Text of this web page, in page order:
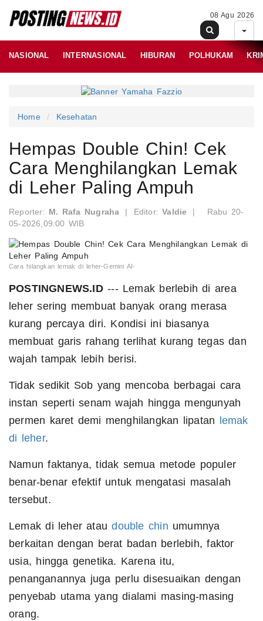
08 Agu 2026
NASIONAL INTERNASIONAL HIBURAN POLHUKAM
Home Kesehatan
Hempas Double Chin! Cek
Cara Menghilangkan Lemak
di Leher Paling Ampuh
Reporter: M. Rafa Nugraha | Editor:Valdie |
Rabu 20-
05-2026,09:00 WIB
Cara hilangkan lemak di leher-Gemini AI-
POSTINGNEWS.ID--- Lemak berlebih di area
leher sering membuat banyak orang merasa
kurang percaya diri. Kondisi ini biasanya
membuat garis rahang terlihat kurang tegas dan
wajah tampak lebih berisi.
Tidak sedikit Sob yang mencoba berbagai cara
instan seperti senam wajah hingga mengunyah
permen karet demi menghilangkan lipatan
lemak
di leher.
Namun faktanya, tidak semua metode populer
benar-benar efektif untuk mengatasi masalah
tersebut.
Lemak di leher ataudouble chin umumnya
berkaitan dengan berat badan berlebih, faktor
usia, hingga genetika. Karena itu,
penanganannya juga perlu disesuaikan dengan
penyebab utama yang dialami masing-masing
orang.